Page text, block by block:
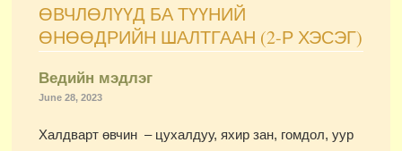
ӨВЧЛӨЛҮҮД БА ТҮҮНИЙ
ӨНӨӨДРИЙН ШАЛТГААН (2-Р ХЭСЭГ)
Ведийн мэдлэг
June 28, 2023
Халдварт өвчин – цухалдуу, яхир зан, гомдол, уур